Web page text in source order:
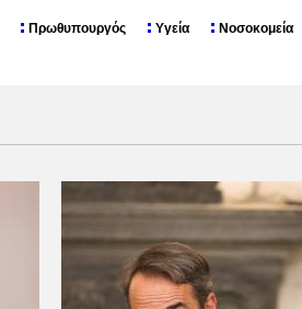
Πρωθυπουργός Υγεία Νοσοκομεία